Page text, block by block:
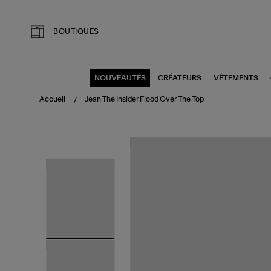
BOUTIQUES
NOUVEAUTÉS CRÉATEURS VÊTEMENTS
Accueil Jean The Insider Flood Over The Top